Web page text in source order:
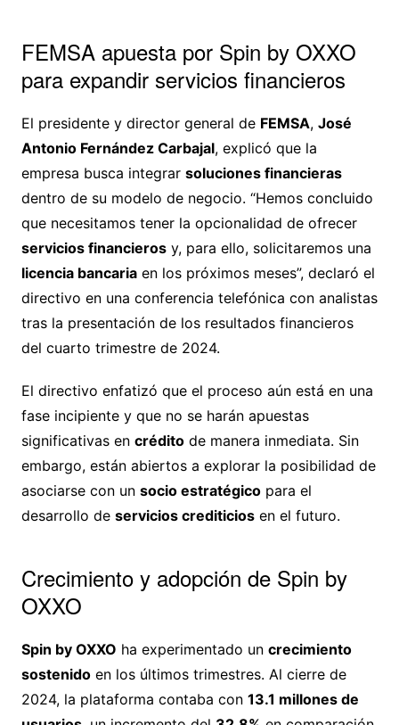
FEMSA apuesta por Spin by OXXO
para expandir servicios financieros
El presidente y director general de FEMSA, José
Antonio Fernández Carbajal, explicó que la
empresa busca integrar soluciones financieras
dentro de su modelo de negocio. “Hemos concluido
que necesitamos tener la opcionalidad de ofrecer
servicios financierosy, para ello, solicitaremos una
licencia bancariaen los próximos meses”, declaró el
directivo en una conferencia telefónica con analistas
tras la presentación de los resultados financieros
del cuarto trimestre de 2024.
El directivo enfatizó que el proceso aún está en una
fase incipiente y que no se harán apuestas
significativas en créditode manera inmediata. Sin
embargo, están abiertos a explorar la posibilidad de
asociarse con un socio estratégicopara el
desarrollo de servicios crediticiosen el futuro.
Crecimiento y adopción de Spin by
OXXO
Spin by OXXO ha experimentado un crecimiento
sostenidoen los últimos trimestres. Al cierre de
2024, la plataforma contaba con 13.1 millones de